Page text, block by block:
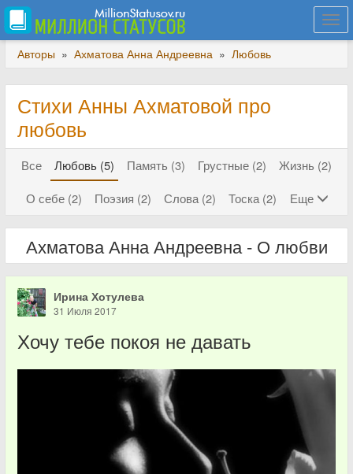
Авторы » Ахматова Анна Андреевна » Любовь
Стихи Анны Ахматовой про
любовь
Все Любовь (5) Память (3) Грустные (2)
Жизнь (2)
О себе (2)
Поэзия (2) Слова (2) Тоска (2) Еще
Ахматова Анна Андреевна - О любви
Ирина Хотулева
31 Июля 2017
Хочу тебе покоя не давать